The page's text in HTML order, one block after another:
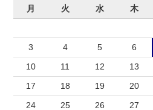
月 火 水 木
3
4 5 6
10
11 12 13
17
18 19 20
24
25 26 27